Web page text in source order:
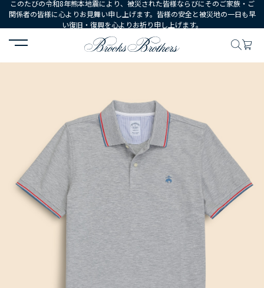
このたびの令和8年熊本地震により、被災された皆様ならびにそのご家族・ご
関係者の皆様に心よりお見舞い申し上げます。皆様の安全と被災地の一日も早
い復旧・復興を心よりお祈り申し上げます。
HOME ウェア トップス ポロシャツ・ラグビーシャツ